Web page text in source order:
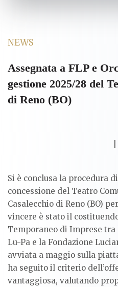
NEWS
Assegnata a FLP e
gestione 2025/28 del
di Reno (BO)
Si è conclusa la procedura
concessione del Teatro
Casalecchio di Reno (BO)
vincere è stato il
Temporaneo di Imprese tra
Lu-Pa e la Fondazione
avviata a maggio sulla
ha seguito il criterio
vantaggiosa, valutando